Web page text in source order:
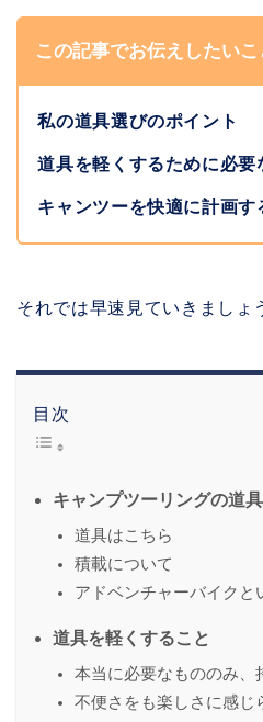
この記事でお伝えしたいこ
私の道具選びのポイント
道具を軽くするために必要
キャンツーを快適に計画す
それでは早速見ていきましょ
目次
キャンプツーリングの道
道具はこちら
積載について
アドベンチャーバイクと
道具を軽くすること
本当に必要なもののみ、
不便さをも楽しさに感じ